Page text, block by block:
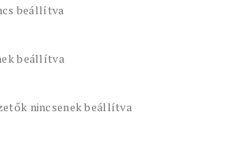
beállítva
beállítva
nincsenek beállítva